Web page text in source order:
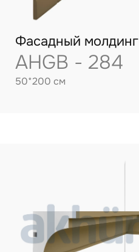
Фасадный молдинг
AHGB - 284
50*200 см